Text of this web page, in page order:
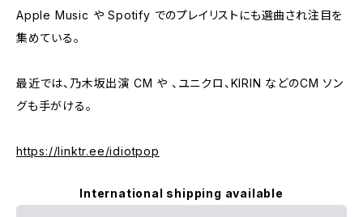
Apple Music や Spotify でのプレイリストにも選曲され注目を
集めている。
最近では、乃木坂出演 CM や 、ユニクロ、KIRIN などのCM ソン
グも手がける。
https://linktr.ee/idiotpop
International shipping available